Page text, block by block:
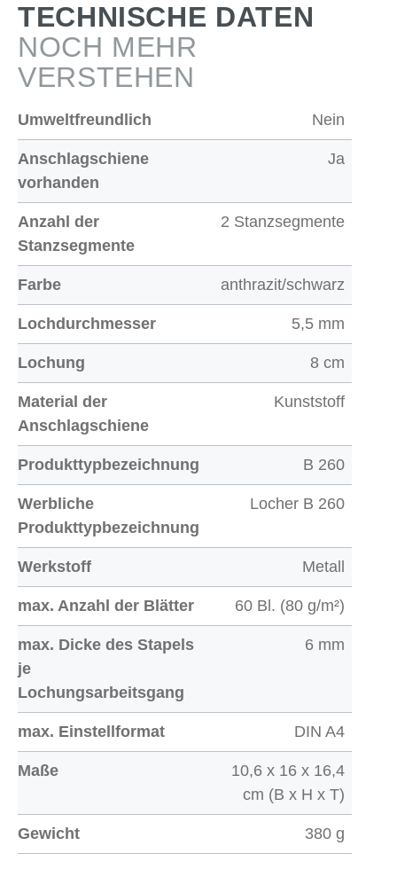
TECHNISCHE DATEN
NOCH MEHR
VERSTEHEN
Umweltfreundlich Nein
Anschlagschiene
vorhanden
Ja
Anzahl der
Stanzsegmente
2 Stanzsegmente
Farbe anthrazit/schwarz
Lochdurchmesser 5,5 mm
Lochung 8 cm
Material der
Anschlagschiene
Kunststoff
Produkttypbezeichnung B 260
Werbliche
Produkttypbezeichnung
Locher B 260
Werkstoff Metall
max. Anzahl der Blätter 60 Bl. (80 g/m²)
max. Dicke des Stapels
je
Lochungsarbeitsgang
6 mm
max. Einstellformat DIN A4
Maße
10,6 x 16 x 16,4
cm (B x H x T)
Gewicht 380 g